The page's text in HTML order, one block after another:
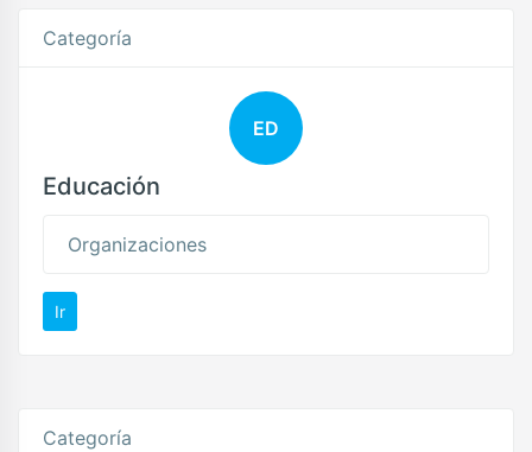
Categoría
ED
Educación
Organizaciones
Ir
Categoría